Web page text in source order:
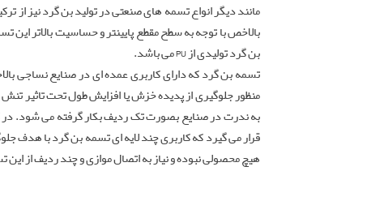
بالاخص با توجه به سطح مقطع پایینتر و حساسیت بالاتر
بن گرد تولیدی از PU می باشد.
منظور جلوگیری از پدیده خزش یا افزایش طول تحت تاثیر
به ندرت در صنایع بصورت تک ردیف بکار گرفته می شود. در
قرار می گیرد که کاربری چند لایه ای تسمه بن گرد با هدف
هیچ محصولی نبوده و نیاز به اتصال موازی و چند ردیف از